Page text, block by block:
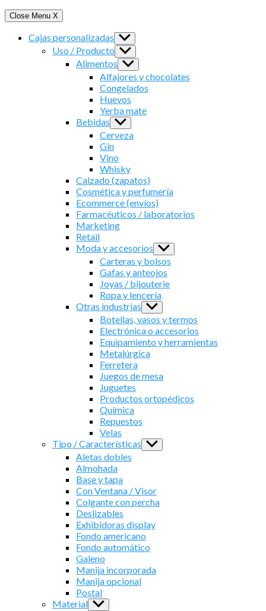
Close Menu X
Cajas personalizadas Show
sub
menu
Uso / Producto Show
sub
menu
Alimentos Show
sub
menu
Alfajores y chocolates
Congelados
Huevos
Yerba mate
Bebidas Show
sub
menu
Cerveza
Gin
Vino
Whisky
Calzado (zapatos)
Cosmética y perfumería
Ecommerce (envíos)
Farmacéuticos / laboratorios
Marketing
Retail
Moda y accesorios Show
sub
menu
Carteras y bolsos
Gafas y anteojos
Joyas / bijouterie
Ropa y lencería
Otras industrias Show
sub
menu
Botellas, vasos y termos
Electrónica o accesorios
Equipamiento y herramientas
Metalúrgica
Ferretera
Juegos de mesa
Juguetes
Productos ortopédicos
Química
Repuestos
Velas
Tipo / Características Show
sub
Aletas dobles
Almohada
Base y tapa
Con Ventana / Visor
Colgante con percha
Deslizables
Exhibidoras display
Fondo americano
Fondo automático
Galeno
Manija incorporada
Manija opcional
Postal
Material Show